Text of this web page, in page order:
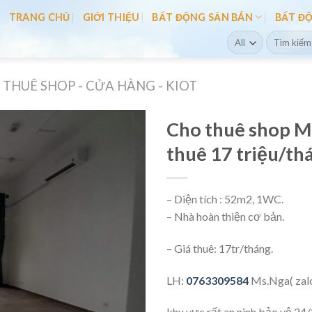
TRANG CHỦ GIỚI THIỆU BẤT ĐỘNG SẢN BÁN BẤT
Search
for:
THUÊ SHOP - CỬA HÀNG - KIOT
Cho thuê shop
thuê 17 triệu/
– Diện tích : 52m2, 1WC.
– Nhà hoàn thiện cơ bản.
– Giá thuê: 17tr/tháng.
LH: 0763309584 Ms.Nga(